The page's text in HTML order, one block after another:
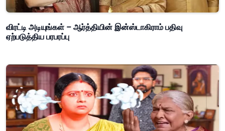
விரட்டி அடியுங்கள் – ஆர்த்தியின் இன்ஸ்டாகிராம் பதிவு
ஏற்படுத்திய பரபரப்பு